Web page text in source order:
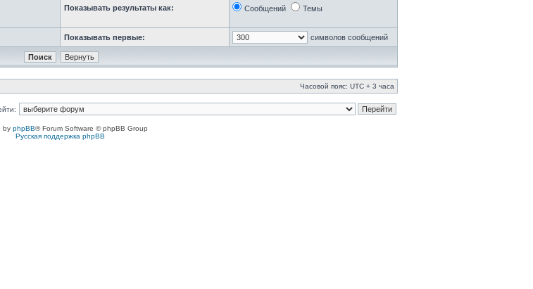
Показывать результаты как: Сообщений Темы
Показывать первые: символов сообщений
Часовой пояс: UTC + 3 часа
by phpBB® Forum Software © phpBB Group
Русская поддержка phpBB